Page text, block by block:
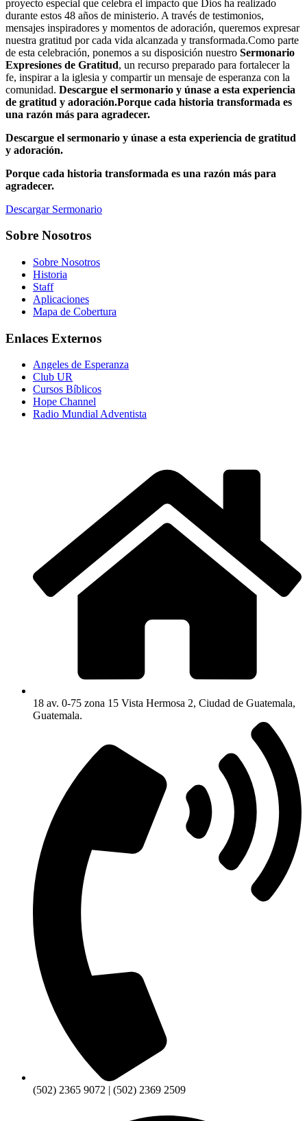
proyecto especial que celebra el impacto que Dios ha realizado
durante estos 48 años de ministerio. A través de testimonios,
mensajes inspiradores y momentos de adoración, queremos expresar
nuestra gratitud por cada vida alcanzada y transformada.Como parte
de esta celebración, ponemos a su disposición nuestro Sermonario
Expresiones de Gratitud, un recurso preparado para fortalecer la
fe, inspirar a la iglesia y compartir un mensaje de esperanza con la
comunidad. Descargue el sermonario y únase a esta experiencia
de gratitud y adoración.Porque cada historia transformada es
una razón más para agradecer.
Descargue el sermonario y únase a esta experiencia de gratitud
y adoración.
Porque cada historia transformada es una razón más para
agradecer.
Descargar Sermonario
Sobre Nosotros
Sobre Nosotros
Historia
Staff
Aplicaciones
Mapa de Cobertura
Enlaces Externos
Angeles de Esperanza
Club UR
Cursos Bíblicos
Hope Channel
Radio Mundial Adventista
18 av. 0-75 zona 15 Vista Hermosa 2, Ciudad de Guatemala,
Guatemala.
(502) 2365 9072 | (502) 2369 2509